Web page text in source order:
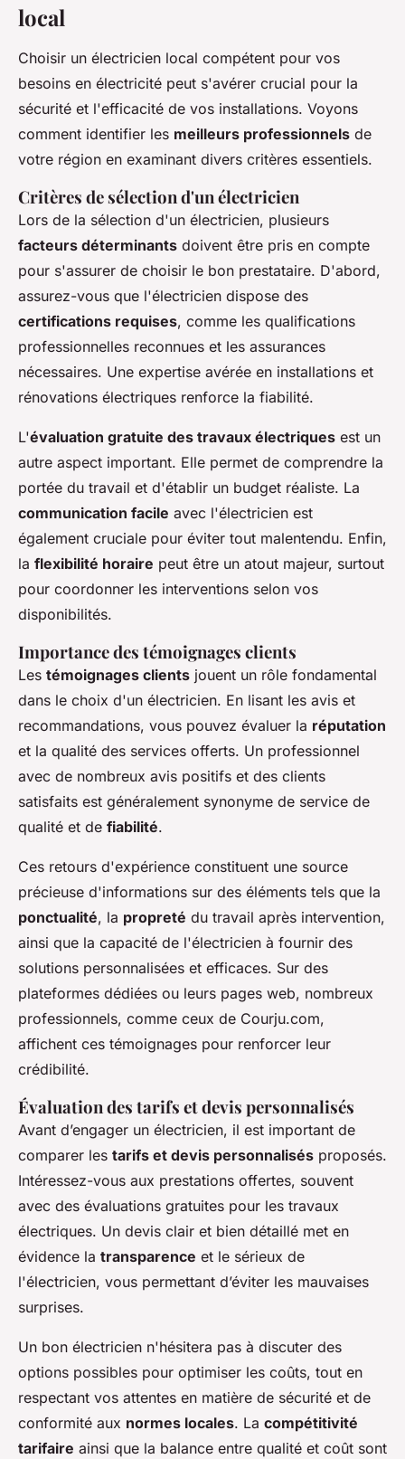
local
Choisir un électricien local compétent pour vos
besoins en électricité peut s'avérer crucial pour la
sécurité et l'efficacité de vos installations. Voyons
comment identifier les meilleurs professionnels de
votre région en examinant divers critères essentiels.
Critères de sélection d'un électricien
Lors de la sélection d'un électricien, plusieurs
facteurs déterminants doivent être pris en compte
pour s'assurer de choisir le bon prestataire. D'abord,
assurez-vous que l'électricien dispose des
certifications requises, comme les qualifications
professionnelles reconnues et les assurances
nécessaires. Une expertise avérée en installations et
rénovations électriques renforce la fiabilité.
L'évaluation gratuite des travaux électriques est un
autre aspect important. Elle permet de comprendre la
portée du travail et d'établir un budget réaliste. La
communication facile avec l'électricien est
également cruciale pour éviter tout malentendu. Enfin,
la flexibilité horaire peut être un atout majeur, surtout
pour coordonner les interventions selon vos
disponibilités.
Importance des témoignages clients
Les témoignages clients jouent un rôle fondamental
dans le choix d'un électricien. En lisant les avis et
recommandations, vous pouvez évaluer la réputation
et la qualité des services offerts. Un professionnel
avec de nombreux avis positifs et des clients
satisfaits est généralement synonyme de service de
qualité et de fiabilité.
Ces retours d'expérience constituent une source
précieuse d'informations sur des éléments tels que la
ponctualité, la propreté du travail après intervention,
ainsi que la capacité de l'électricien à fournir des
solutions personnalisées et efficaces. Sur des
plateformes dédiées ou leurs pages web, nombreux
professionnels, comme ceux de Courju.com,
affichent ces témoignages pour renforcer leur
crédibilité.
Évaluation des tarifs et devis personnalisés
Avant d’engager un électricien, il est important de
comparer les tarifs et devis personnalisés proposés.
Intéressez-vous aux prestations offertes, souvent
avec des évaluations gratuites pour les travaux
électriques. Un devis clair et bien détaillé met en
évidence la transparence et le sérieux de
l'électricien, vous permettant d’éviter les mauvaises
surprises.
Un bon électricien n'hésitera pas à discuter des
options possibles pour optimiser les coûts, tout en
respectant vos attentes en matière de sécurité et de
conformité aux normes locales. La compétitivité
tarifaire ainsi que la balance entre qualité et coût sont